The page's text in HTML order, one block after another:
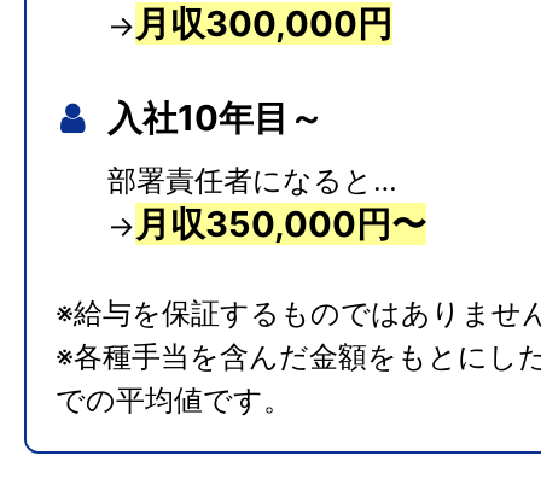
→ 月収300,000円
入社10年目～
部署責任者になると…
→ 月収350,000円〜
※給与を保証するものではありませ
※各種手当を含んだ金額をもとにし
での平均値です。